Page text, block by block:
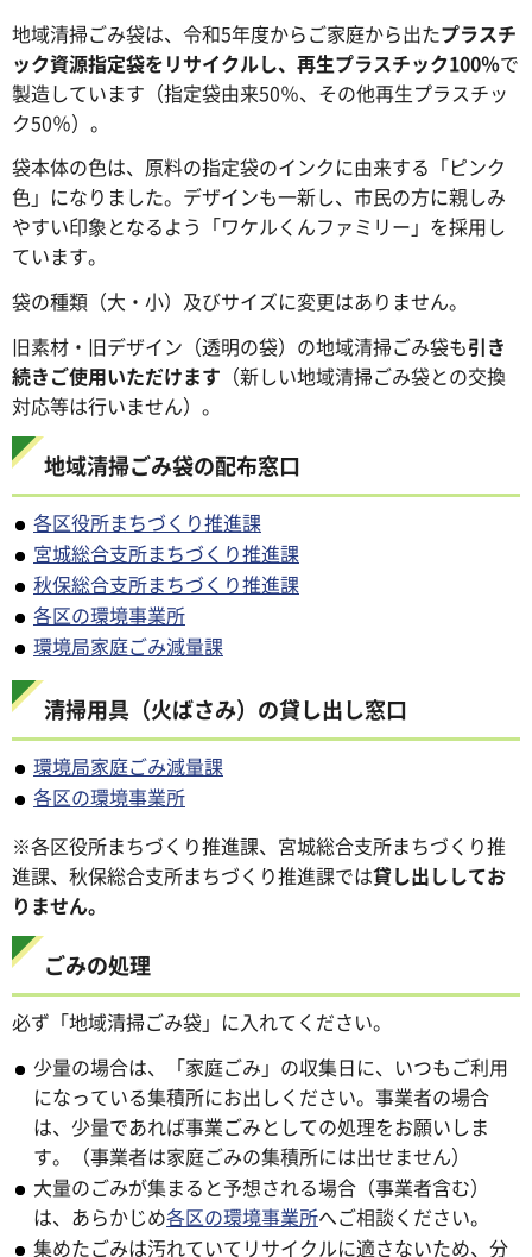
地域清掃ごみ袋は、令和5年度からご家庭から出たプラスチ
ック資源指定袋をリサイクルし、再生プラスチック100％で
製造しています（指定袋由来50％、その他再生プラスチッ
ク50％）。
袋本体の色は、原料の指定袋のインクに由来する「ピンク
色」になりました。デザインも一新し、市民の方に親しみ
やすい印象となるよう「ワケルくんファミリー」を採用し
ています。
袋の種類（大・小）及びサイズに変更はありません。
旧素材・旧デザイン（透明の袋）の地域清掃ごみ袋も引き
続きご使用いただけます （新しい地域清掃ごみ袋との交換
対応等は行いません）。
地域清掃ごみ袋の配布窓口
各区役所まちづくり推進課
宮城総合支所まちづくり推進課
秋保総合支所まちづくり推進課
各区の環境事業所
環境局家庭ごみ減量課
清掃用具（火ばさみ）の貸し出し窓口
環境局家庭ごみ減量課
各区の環境事業所
※各区役所まちづくり推進課、宮城総合支所まちづくり推
進課、秋保総合支所まちづくり推進課では貸し出ししてお
りません。
ごみの処理
必ず「地域清掃ごみ袋」に入れてください。
少量の場合は、「家庭ごみ」の収集日に、いつもご利用
になっている集積所にお出しください。事業者の場合
は、少量であれば事業ごみとしての処理をお願いしま
す。（事業者は家庭ごみの集積所には出せません）
大量のごみが集まると予想される場合（事業者含む）
は、あらかじめ各区の環境事業所へご相談ください。
集めたごみは汚れていてリサイクルに適さないため、分